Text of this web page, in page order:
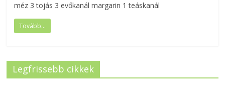
méz 3 tojás 3 evőkanál margarin 1 teáskanál
Tovább...
Legfrissebb cikkek